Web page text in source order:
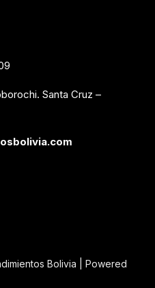
Santa Cruz –
Bolivia | Powered